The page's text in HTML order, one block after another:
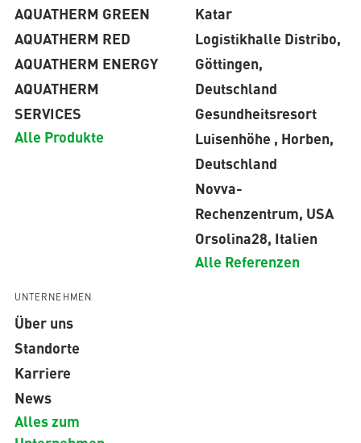
AQUATHERM GREEN
AQUATHERM RED
AQUATHERM ENERGY
AQUATHERM
SERVICES
Alle Produkte
Katar
Logistikhalle Distribo,
Göttingen,
Deutschland
Gesundheitsresort
Luisenhöhe , Horben,
Deutschland
Novva-
Rechenzentrum, USA
Orsolina28, Italien
Alle Referenzen
UNTERNEHMEN
Über uns
Standorte
Karriere
News
Alles zum